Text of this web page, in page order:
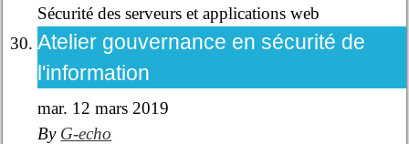
Sécurité des serveurs et applications web
Atelier gouvernance en sécurité de
l'information
mar. 12 mars 2019
By G-echo